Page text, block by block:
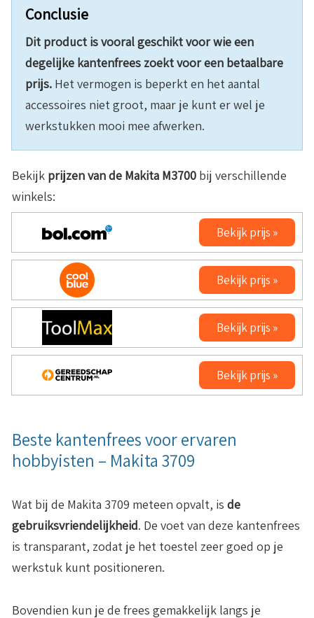
Conclusie
Dit product is vooral geschikt voor wie een
degelijke kantenfrees zoekt voor een betaalbare
prijs. Het vermogen is beperkt en het aantal
accessoires niet groot, maar je kunt er wel je
werkstukken mooi mee afwerken.
Bekijk prijzen van de Makita M3700 bij verschillende
winkels:
Bekijk prijs »
Bekijk prijs »
Bekijk prijs »
Bekijk prijs »
Beste kantenfrees voor ervaren
hobbyisten – Makita 3709
Wat bij de Makita 3709 meteen opvalt, is de
gebruiksvriendelijkheid. De voet van deze kantenfrees
is transparant, zodat je het toestel zeer goed op je
werkstuk kunt positioneren.
Bovendien kun je de frees gemakkelijk langs je